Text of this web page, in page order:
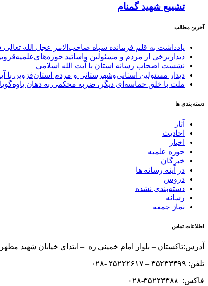
تشییع شهید گمنام
آخرین مطالب
یادداشت به قلم فرمانده سپاه صاحب‌الامر عجل الله
دیداربرخی از مردم و مسئولین واساتید
نشست اصحاب رسانه استان با آیت الله اسلامی
دیدار مسئولین استانی‌وشهرستانی و مردم‌ استان‌قزوین
ملت با خلق حماسه‌ای دیگر، ضربه محکمی به دهان
دسته بندی ها
آثار
احادیث
اخبار
حوزه علمیه
خبرگان
در آینه رسانه ها
دروس
دسته‌بندی نشده
رسانه
نماز جمعه
اطلاعات تماس
آدرس:تاکستان – بلوار امام خمینی ره – ابتدای خیابان شهید
تلفن: ۳۵۲۳۳۳۹۹ – ۳۵۲۲۲۶۱۷ -۰۲۸
فاکس: ۳۵۲۳۳۳۸۸-۰۲۸